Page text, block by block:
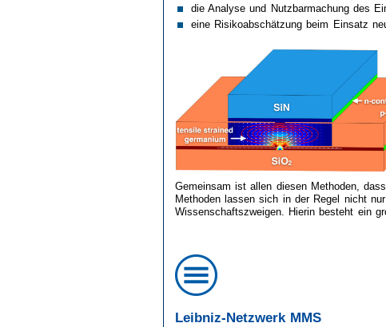
die Analyse und Nutzbarmachung des
eine Risikoabschätzung beim Einsatz
Gemeinsam ist allen diesen Methoden,
Methoden lassen sich in der Regel nicht
Wissenschaftszweigen. Hierin besteht ein
Leibniz-Netzwerk MMS